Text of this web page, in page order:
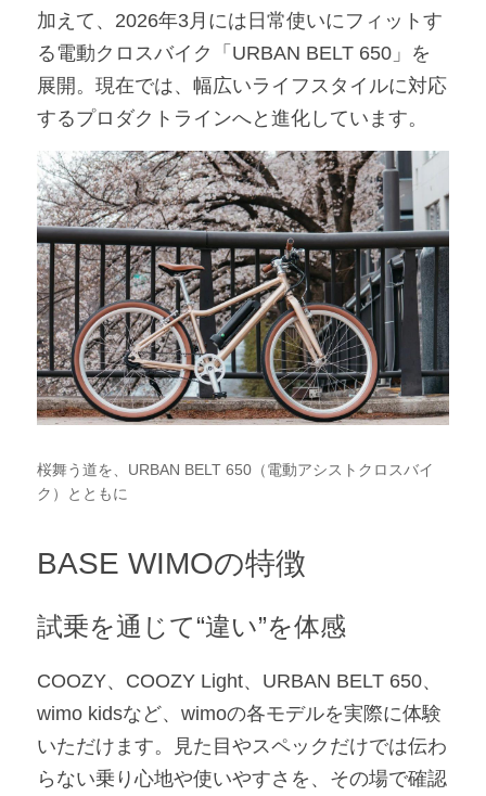
加えて、2026年3月には日常使いにフィットす
る電動クロスバイク「URBAN BELT 650」を
展開。現在では、幅広いライフスタイルに対応
するプロダクトラインへと進化しています。
桜舞う道を、URBAN BELT 650（電動アシストクロスバイ
ク）とともに
BASE WIMOの特徴
試乗を通じて“違い”を体感
COOZY、COOZY Light、URBAN BELT 650、
wimo kidsなど、wimoの各モデルを実際に体験
いただけます。見た目やスペックだけでは伝わ
らない乗り心地や使いやすさを、その場で確認